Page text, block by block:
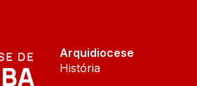
Arquidiocese
História